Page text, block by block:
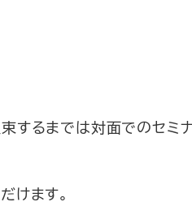
するまでは対面でのセミナ
けます。